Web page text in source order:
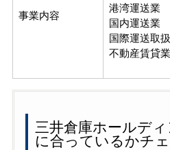
事業内容
港湾運送業
国内運送業
国際運送取
不動産賃貸業
三井倉庫ホールデ
に合っているかチ